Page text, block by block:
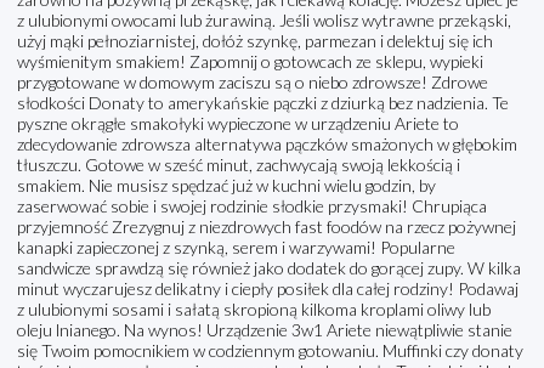
z ulubionymi owocami lub żurawiną. Jeśli wolisz wytrawne przekąski,
użyj mąki pełnoziarnistej, dołóż szynkę, parmezan i delektuj się ich
wyśmienitym smakiem! Zapomnij o gotowcach ze sklepu, wypieki
przygotowane w domowym zaciszu są o niebo zdrowsze! Zdrowe
słodkości Donaty to amerykańskie pączki z dziurką bez nadzienia. Te
pyszne okrągłe smakołyki wypieczone w urządzeniu Ariete to
zdecydowanie zdrowsza alternatywa pączków smażonych w głębokim
tłuszczu. Gotowe w sześć minut, zachwycają swoją lekkością i
smakiem. Nie musisz spędzać już w kuchni wielu godzin, by
zaserwować sobie i swojej rodzinie słodkie przysmaki! Chrupiąca
przyjemność Zrezygnuj z niezdrowych fast foodów na rzecz pożywnej
kanapki zapieczonej z szynką, serem i warzywami! Popularne
sandwicze sprawdzą się również jako dodatek do gorącej zupy. W kilka
minut wyczarujesz delikatny i ciepły posiłek dla całej rodziny! Podawaj
z ulubionymi sosami i sałatą skropioną kilkoma kroplami oliwy lub
oleju lnianego. Na wynos! Urządzenie 3w1 Ariete niewątpliwie stanie
się Twoim pomocnikiem w codziennym gotowaniu. Muffinki czy donaty